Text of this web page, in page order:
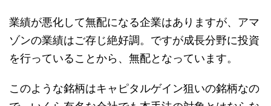
業績が悪化して無配になる企業はありますが、アマ
ゾンの業績はご存じ絶好調。ですが成長分野に投資
を行っていることから、無配となっています。
このような銘柄はキャピタルゲイン狙いの銘柄なの